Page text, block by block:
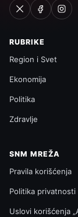
RUBRIKE
Region i Svet
Ekonomija
Politika
Zdravlje
SNM MREŽA
Pravila korišćenja
Politika privatnosti
Uslovi korišćenja